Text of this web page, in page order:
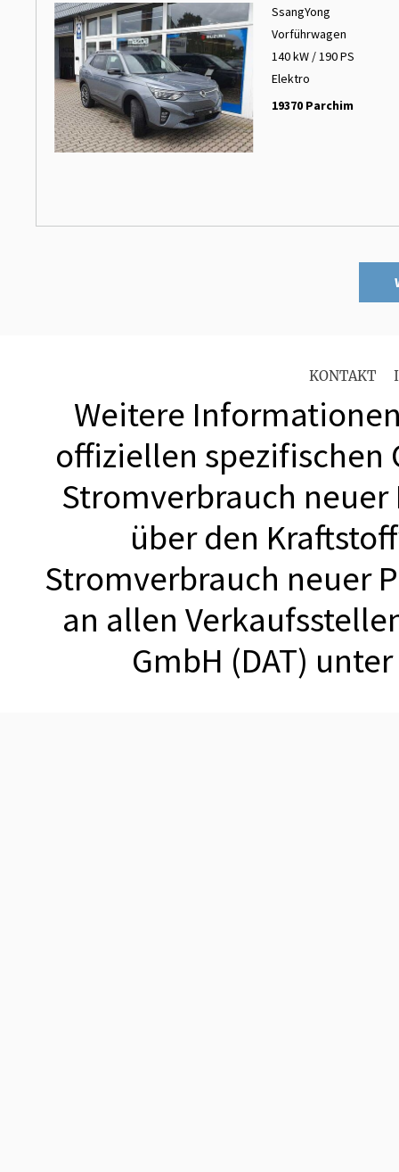
SsangYong
Vorführwagen
140 kW / 190 PS
Elektro
19370 Parchim
KONTAKT
Weitere
offiziellen spezifischen
Stromverbrauch
über den
Stromverbrauch neuer
an allen
GmbH (DAT) unter